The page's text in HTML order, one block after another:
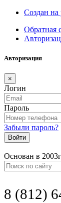
Создан на
Обратная
Авторизация
×
Логин
Пароль
Забыли пароль?
Войти
Основан в 2003г
8 (812)